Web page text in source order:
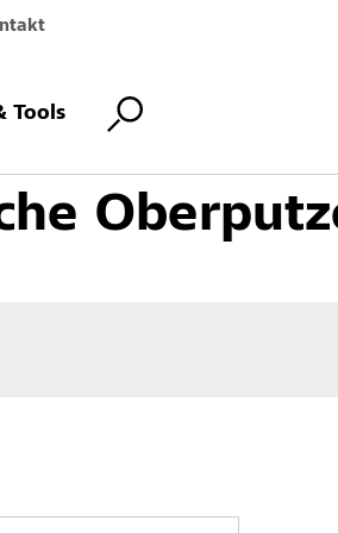
Tools Organisch-silikatische Oberputze